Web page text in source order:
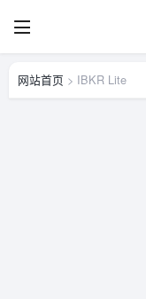
网站首页 > IBKR Lite